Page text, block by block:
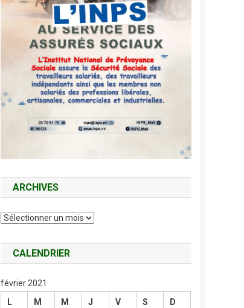
ARCHIVES
Archives
CALENDRIER
février 2021
L
M M J V S D